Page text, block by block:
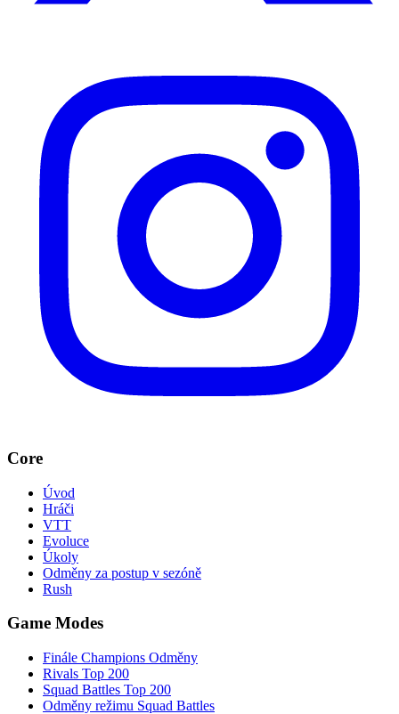
Core
Úvod
Hráči
VTT
Evoluce
Úkoly
Odměny za postup v sezóně
Rush
Game Modes
Finále Champions Odměny
Rivals Top 200
Squad Battles Top 200
Odměny režimu Squad Battles